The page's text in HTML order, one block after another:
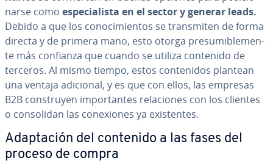
nar­se como es­pe­cia­li­s­ta en el sector y generar leads.
Debido a que los co­no­ci­mie­n­tos se tra­n­s­mi­ten de forma
directa y de primera mano, esto otorga pre­su­mi­ble­me­n­
te más confianza que cuando se utiliza contenido de
terceros. Al mismo tiempo, estos co­n­te­ni­dos plantean
una ventaja adicional, y es que con ellos, las empresas
B2B co­n­s­tru­yen im­po­r­ta­n­tes re­la­cio­nes con los clientes
o co­n­so­li­dan las co­ne­xio­nes ya exi­s­te­n­tes.
Ada­p­ta­ción del contenido a las fases del
proceso de compra